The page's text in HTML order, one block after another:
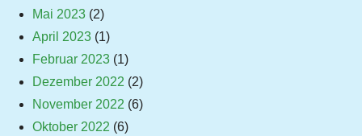
Mai 2023 (2)
April 2023 (1)
Februar 2023 (1)
Dezember 2022 (2)
November 2022 (6)
Oktober 2022 (6)